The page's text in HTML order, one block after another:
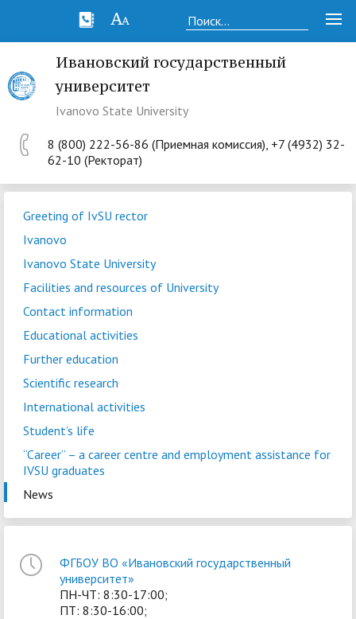
Ивановский государственный
университет
Ivanovo State University
8 (800) 222-56-86 (Приемная комиссия), +7 (4932) 32-
62-10 (Ректорат)
Greeting of IvSU rector
Ivanovo
Ivanovo State University
Facilities and resources of University
Contact information
Educational activities
Further education
Scientific research
International activities
Student’s life
“Career” – a сareer centre and employment assistance for
IVSU graduates
News
ФГБОУ ВО «Ивановский государственный
университет»
ПН-ЧТ: 8:30-17:00;
ПТ: 8:30-16:00;